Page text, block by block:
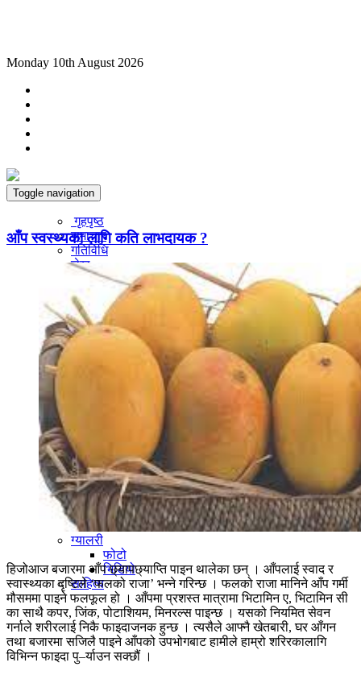
Monday 10th August 2026
Toggle navigation
गृहपृष्ठ
समाचार
गतिविधि
लेख
धार्मिक लेख
आध्यात्मिक लेख
धार्मिक गन्तव्य
व्यक्तित्व परिचय
कला संस्कृति
अन्तर्वार्ता
चाडवर्प
सामान्यज्ञान
कवच परिवार
आजीवन सदस्य
सम्पादन मण्डल
ग्यालरी
फोटो
भिडियो
साहित्य
आँप स्वस्थ्यका लागि कति लाभदायक ?
हिजोआज बजारमा आँप छ्यापछ्याप्ति पाइन थालेका छन् । आँपलाई स्वाद र
स्वास्थ्यका दृष्टिले ‘फलको राजा’ भन्ने गरिन्छ । फलको राजा मानिने आँप गर्मी
मौसममा पाइने फलफूल हो । आँपमा प्रशस्त मात्रामा भिटामिन ए, भिटामिन सी
का साथै कपर, जिंक, पोटाशियम, मिनरल्स पाइन्छ । यसको नियमित सेवन
गर्नाले शरीरलाई निकै फाइदाजनक हुन्छ । त्यसैले आफ्नै खेतबारी, घर आँगन
तथा बजारमा सजिलै पाइने आँपको उपभोगबाट हामीले हाम्रो शरिरकालागि
विभिन्न फाइदा पु–र्याउन सक्छौं ।